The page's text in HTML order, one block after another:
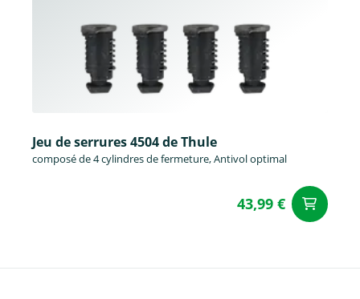
Jeu de serrures 4504 de Thule
composé de 4 cylindres de fermeture, Antivol optimal
43,99 €